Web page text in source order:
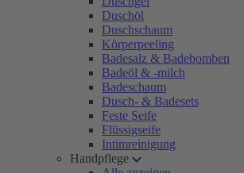
Duschöl
Duschschaum
Körperpeeling
Badesalz & Badebomben
Badeöl & -milch
Badeschaum
Dusch- & Badesets
Feste Seife
Flüssigseife
Intimreinigung
Handpflege